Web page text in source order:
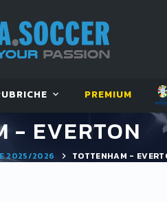
PREMIUM
- EVERTON
2025/2026 TOTTENHAM -